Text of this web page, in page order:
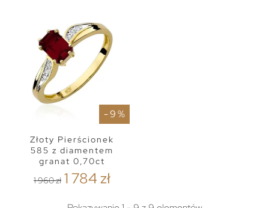
- 9 %
Złoty Pierścionek
585 z diamentem
granat 0,70ct
1 960 zł 1 784 zł